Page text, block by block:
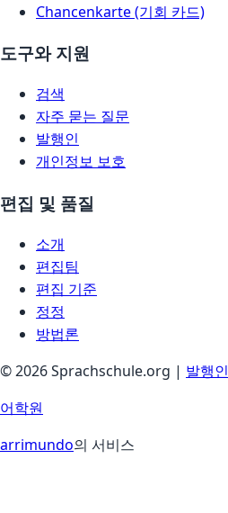
Chancenkarte (기회 카드)
도구와 지원
검색
자주 묻는 질문
발행인
개인정보 보호
편집 및 품질
소개
편집팀
편집 기준
정정
방법론
© 2026 Sprachschule.org | 발행인
어학원
arrimundo의 서비스